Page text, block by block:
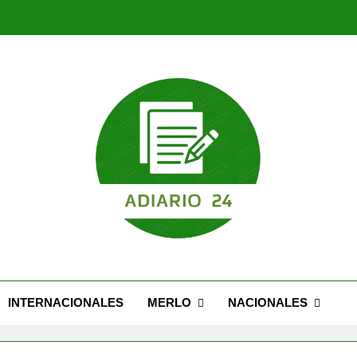
Nuevo Caseros: modernización, seguridad y
INTERNACIONALES MERLO NACIONALES